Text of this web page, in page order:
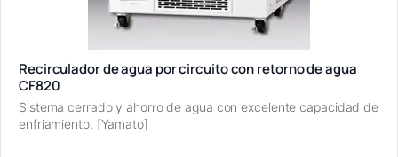
Recirculador de agua por circuito con retorno de agua
CF820
Sistema cerrado y ahorro de agua con excelente capacidad de
enfriamiento. [Yamato]